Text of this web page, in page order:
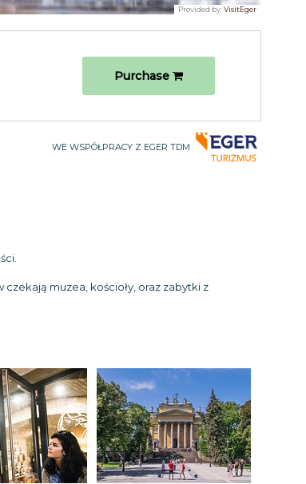
Provided by:VisitEger
Purchase
WE WSPÓŁPRACY Z EGER TDM
muzea, kościoły, oraz zabytki z